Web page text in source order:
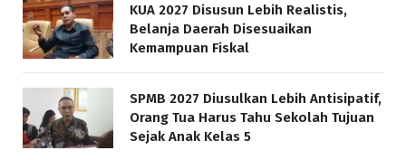
KUA 2027 Disusun Lebih Realistis,
Belanja Daerah Disesuaikan
Kemampuan Fiskal
SPMB 2027 Diusulkan Lebih Antisipatif,
Orang Tua Harus Tahu Sekolah Tujuan
Sejak Anak Kelas 5